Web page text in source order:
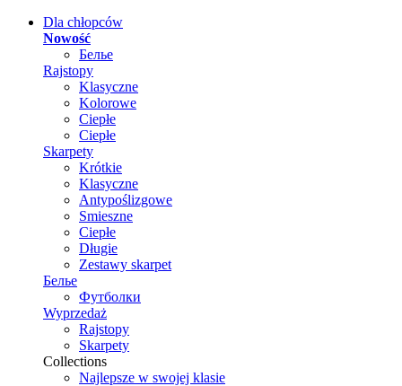
Dla chłopców
Nowość
Белье
Rajstopy
Klasyczne
Kolorowe
Ciepłe
Ciepłe
Skarpety
Krótkie
Klasyczne
Antypoślizgowe
Smieszne
Ciepłe
Długie
Zestawy skarpet
Белье
Футболки
Wyprzedaż
Rajstopy
Skarpety
Collections
Najlepsze w swojej klasie